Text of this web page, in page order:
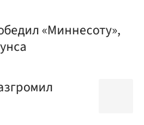
«Миннесоту»,